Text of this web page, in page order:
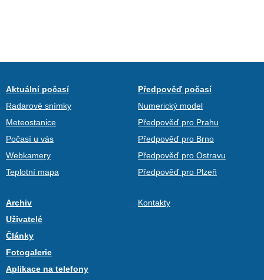
Aktuální počasí
Radarové snímky
Meteostanice
Počasí u vás
Webkamery
Teplotní mapa
Předpověď počasí
Numerický model
Předpověď pro Prahu
Předpověď pro Brno
Předpověď pro Ostravu
Předpověď pro Plzeň
Archiv
Uživatelé
Články
Fotogalerie
Aplikace na telefony
Kontakty